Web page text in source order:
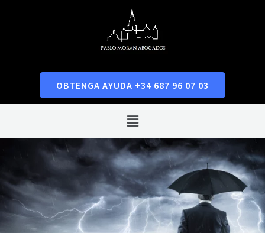
OBTENGA AYUDA +34 687 96 07 03
Menú